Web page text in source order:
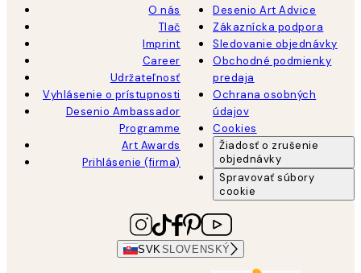
O nás
Tlač
Imprint
Career
Udržateľnosť
Vyhlásenie o prístupnosti
Desenio Ambassador
Programme
Art Awards
Prihlásenie (firma)
Desenio Art Advice
Zákaznícka podpora
Sledovanie objednávky
Obchodné podmienky
predaja
Ochrana osobných
údajov
Cookies
Žiadosť o zrušenie
objednávky
Spravovať súbory
cookie
SVK SLOVENSKÝ